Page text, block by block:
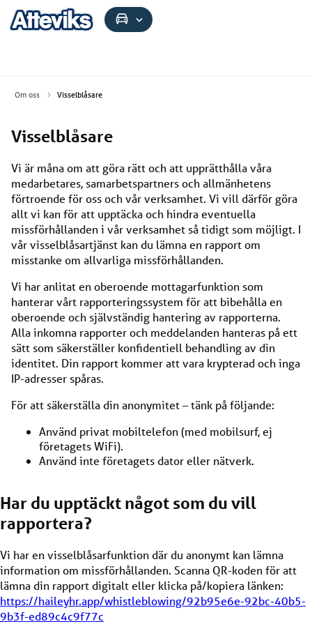
Om oss Visselblåsare
Visselblåsare
Vi är måna om att göra rätt och att upprätthålla våra
medarbetares, samarbetspartners och allmänhetens
förtroende för oss och vår verksamhet. Vi vill därför göra
allt vi kan för att upptäcka och hindra eventuella
missförhållanden i vår verksamhet så tidigt som möjligt. I
vår visselblåsartjänst kan du lämna en rapport om
misstanke om allvarliga missförhållanden.
Vi har anlitat en oberoende mottagarfunktion som
hanterar vårt rapporteringssystem för att bibehålla en
oberoende och självständig hantering av rapporterna.
Alla inkomna rapporter och meddelanden hanteras på ett
sätt som säkerställer konfidentiell behandling av din
identitet. Din rapport kommer att vara krypterad och inga
IP-adresser spåras.
För att säkerställa din anonymitet – tänk på följande:
Använd privat mobiltelefon (med mobilsurf, ej
företagets WiFi).
Använd inte företagets dator eller nätverk.
Har du upptäckt något som du vill
rapportera?
Vi har en visselblåsarfunktion där du anonymt kan lämna
information om missförhållanden. Scanna QR-koden för att
lämna din rapport digitalt eller klicka på/kopiera länken:
https://haileyhr.app/whistleblowing/92b95e6e-92bc-40b5-
9b3f-ed89c4c9f77c